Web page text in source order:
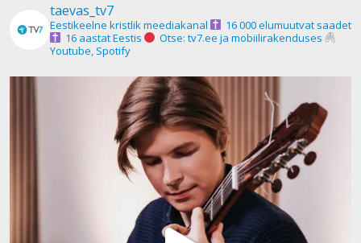
taevas_tv7
Eestikeelne kristlik meediakanal
16 000 elumuutvat saadet
16 aastat Eestis
Otse: tv7.ee ja mobiilirakenduses
Youtube, Spotify